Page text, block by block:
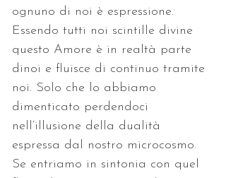
ognuno di noi è espressione.
Essendo tutti noi scintille divine
questo Amore è in realtà parte
dinoi e fluisce di continuo tramite
noi. Solo che lo abbiamo
dimenticato perdendoci
nell’illusione della dualità
espressa dal nostro microcosmo.
Se entriamo in sintonia con quel